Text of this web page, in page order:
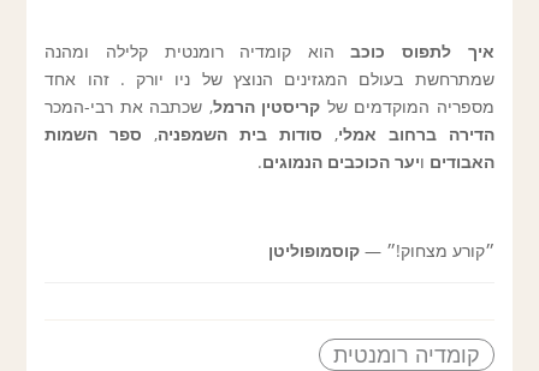
איך לתפוס כוכבהוא קומדיה רומנטית קלילה ומהנה
שמתרחשת בעולם המגזינים הנוצץ של ניו יורק . זהו אחד
מספריה המוקדמים של קריסטין הרמל, שכתבה את רבי-המכר
הדירה ברחוב אמלי, סודות בית השמפניה, ספר השמות
האבודים ויער הכוכבים הנמוגים.
״קורע מצחוק!״ —קוסמופוליטן
קומדיה רומנטית